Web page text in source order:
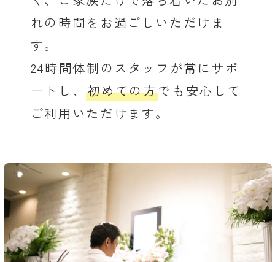
れの時間をお過ごしいただけま
す。
24時間体制のスタッフが常にサポ
ートし、初めての方でも安心して
ご利用いただけます。